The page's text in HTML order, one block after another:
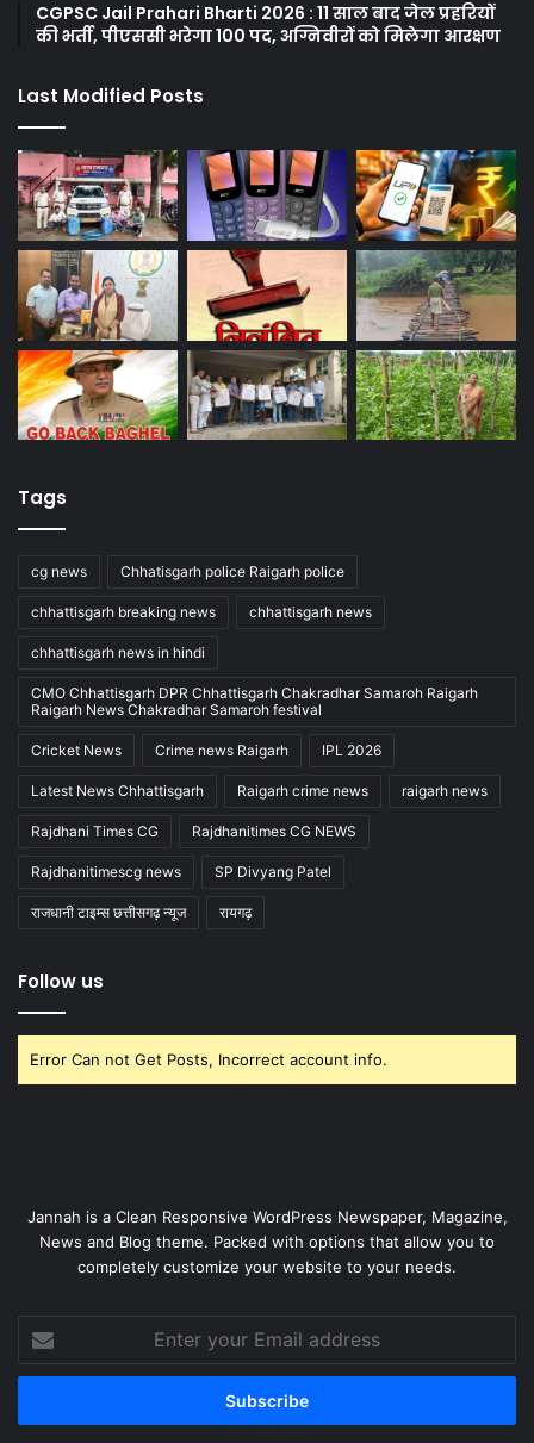
CGPSC Jail Prahari Bharti 2026 : 11 साल बाद जेल प्रहरियों
की भर्ती, पीएससी भरेगा 100 पद, अग्निवीरों को मिलेगा आरक्षण
Last Modified Posts
Tags
cg news Chhatisgarh police Raigarh police
chhattisgarh breaking news chhattisgarh news
chhattisgarh news in hindi
CMO Chhattisgarh DPR Chhattisgarh Chakradhar Samaroh Raigarh
Raigarh News Chakradhar Samaroh festival
Cricket News Crime news Raigarh IPL 2026
Latest News Chhattisgarh Raigarh crime news raigarh news
Rajdhani Times CG Rajdhanitimes CG NEWS
Rajdhanitimescg news SP Divyang Patel
राजधानी टाइम्स छत्तीसगढ़ न्यूज रायगढ़
Follow us
Error Can not Get Posts, Incorrect account info.
Jannah is a Clean Responsive WordPress Newspaper, Magazine,
News and Blog theme. Packed with options that allow you to
completely customize your website to your needs.
your
Email